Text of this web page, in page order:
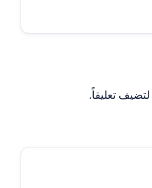
لتضيف تعليقاً.